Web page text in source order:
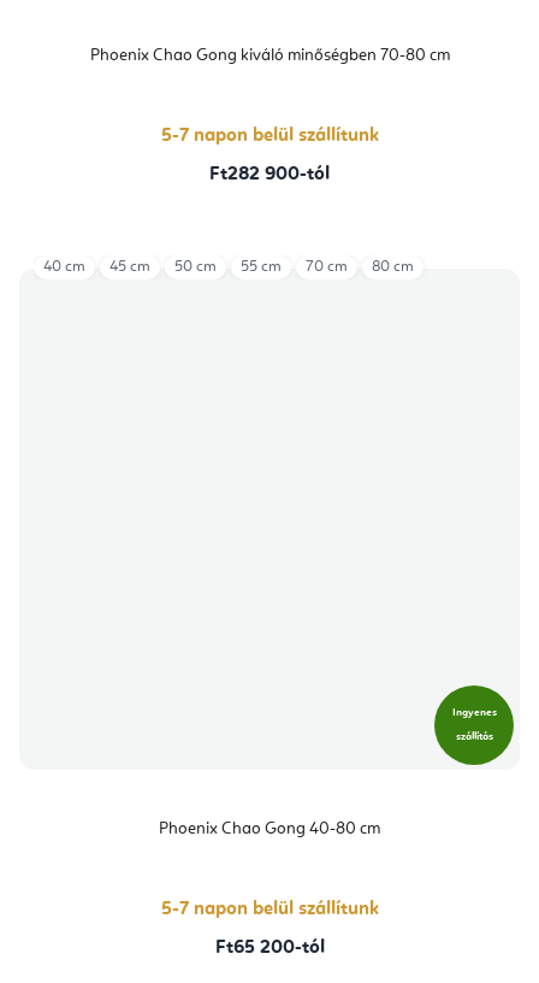
Phoenix Chao Gong kiváló minőségben 70-80 cm
5-7 napon belül szállítunk
Ft282 900-tól
Ingyenes
szállítás
Phoenix Chao Gong 40-80 cm
5-7 napon belül szállítunk
Ft65 200-tól
40 cm 45 cm 50 cm 55 cm 70 cm 80 cm